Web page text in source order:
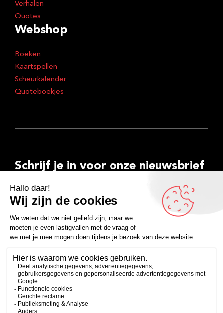
Verhalen
Quotes
Webshop
Boeken
Kaartspellen
Scheurkalender
Quoteboekjes
Schrijf je in voor onze nieuwsbrief
E-
mailadres
Inschrijven
FacebookInstagramLinkedInYouTubeSpotify